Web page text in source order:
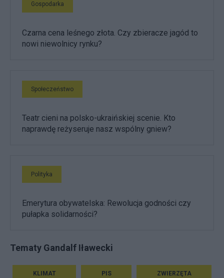
Gospodarka
Czarna cena leśnego złota. Czy zbieracze jagód to
nowi niewolnicy rynku?
Społeczeństwo
Teatr cieni na polsko-ukraińskiej scenie. Kto
naprawdę reżyseruje nasz wspólny gniew?
Polityka
Emerytura obywatelska: Rewolucja godności czy
pułapka solidarności?
Tematy Gandalf Iławecki
KLIMAT PIS ZWIERZĘTA